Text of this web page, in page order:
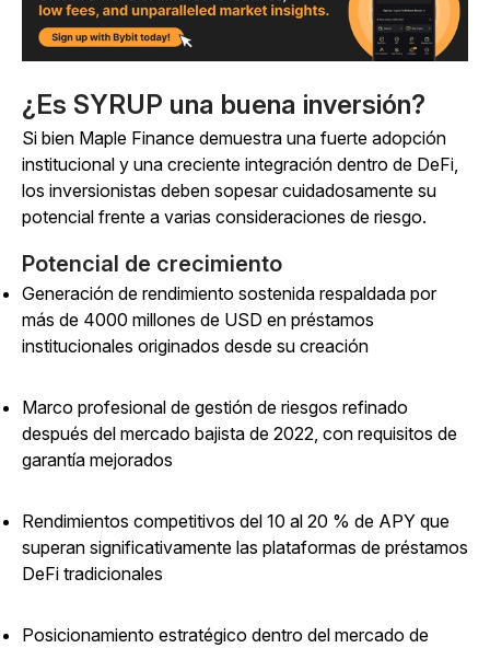
¿Es SYRUP una buena inversión?
Si bien Maple Finance demuestra una fuerte adopción
institucional y una creciente integración dentro de DeFi,
los inversionistas deben sopesar cuidadosamente su
potencial frente a varias consideraciones de riesgo.
Potencial de crecimiento
Generación de rendimiento sostenida respaldada por
más de 4000 millones de USD en préstamos
institucionales originados desde su creación
Marco profesional de gestión de riesgos refinado
después del mercado bajista de 2022, con requisitos de
garantía mejorados
Rendimientos competitivos del 10 al 20 % de APY que
superan significativamente las plataformas de préstamos
DeFi tradicionales
Posicionamiento estratégico dentro del mercado de